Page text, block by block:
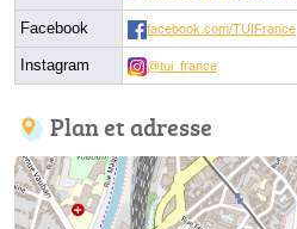
Facebook facebook.com/TUIFrance
Instagram @tui_france
Plan et adresse